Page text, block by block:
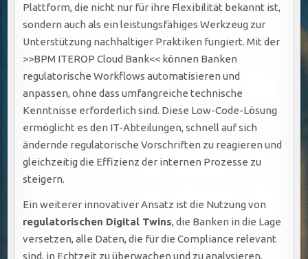
Plattform, die nicht nur für ihre Flexibilität bekannt ist,
sondern auch als ein leistungsfähiges Werkzeug zur
Unterstützung nachhaltiger Praktiken fungiert. Mit der
>>BPM ITEROP Cloud Bank<< können Banken
regulatorische Workflows automatisieren und
anpassen, ohne dass umfangreiche technische
Kenntnisse erforderlich sind. Diese Low-Code-Lösung
ermöglicht es den IT-Abteilungen, schnell auf sich
ändernde regulatorische Vorschriften zu reagieren und
gleichzeitig die Effizienz der internen Prozesse zu
steigern.
Ein weiterer innovativer Ansatz ist die Nutzung von
regulatorischen Digital Twins, die Banken in die Lage
versetzen, alle Daten, die für die Compliance relevant
sind, in Echtzeit zu überwachen und zu analysieren.